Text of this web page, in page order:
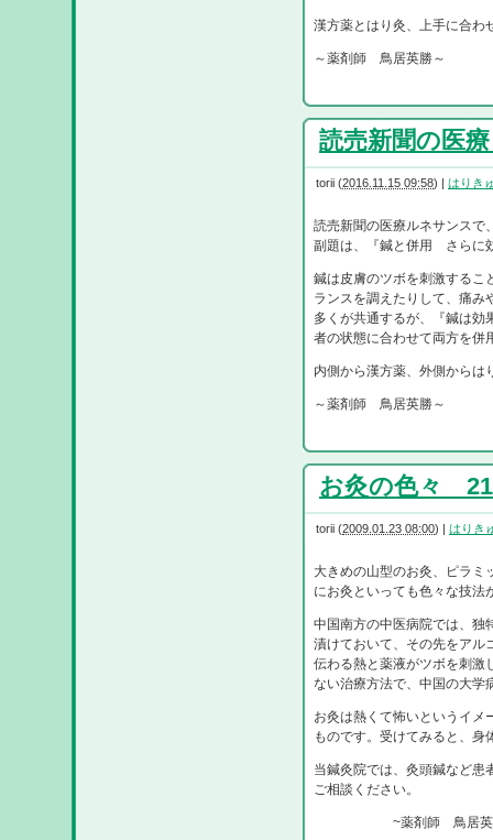
漢方薬とはり灸、上手に合わ
～薬剤師 鳥居英勝～
読売新聞の医
torii (2016.11.15 09:58) | はりき
読売新聞の医療ルネサンスで
副題は、『鍼と併用 さらに
鍼は皮膚のツボを刺激するこ
ランスを調えたりして、痛み
多くが共通するが、『鍼は効
者の状態に合わせて両方を併
内側から漢方薬、外側からは
～薬剤師 鳥居英勝～
お灸の色々
torii (2009.01.23 08:00) | はりき
大きめの山型のお灸、ピラミ
にお灸といっても色々な技法
中国南方の中医病院では、独
漬けておいて、その先をアル
伝わる熱と薬液がツボを刺激
ない治療方法で、中国の大学
お灸は熱くて怖いというイメ
ものです。受けてみると、身
当鍼灸院では、灸頭鍼など患
ご相談ください。
~薬剤師 鳥居英